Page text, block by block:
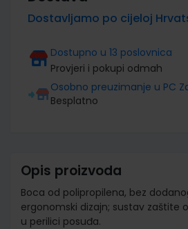
Dostavljamo po cijeloj
Dostupno u 13 poslovnica
Provjeri i pokupi odmah
Osobno preuzimanje u PC
Besplatno
Opis proizvoda
Boca od polipropilena, bez
ergonomski dizajn; sustav zaštite
u perilici posuđa.